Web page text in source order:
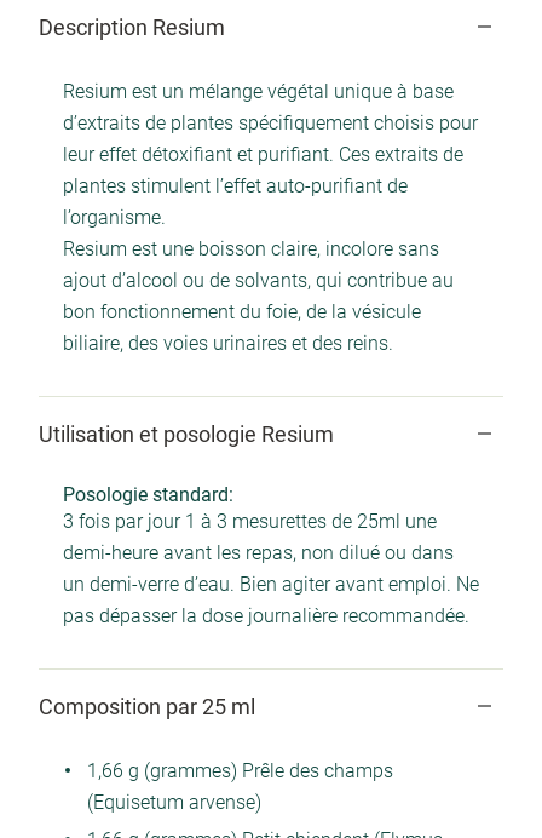
Description Resium
Resium est un mélange végétal unique à base
d’extraits de plantes spécifiquement choisis pour
leur effet détoxifiant et purifiant. Ces extraits de
plantes stimulent l’effet auto-purifiant de
l’organisme.
Resium est une boisson claire, incolore sans
ajout d’alcool ou de solvants, qui contribue au
bon fonctionnement du foie, de la vésicule
biliaire, des voies urinaires et des reins.
Utilisation et posologie Resium
Posologie standard:
3 fois par jour 1 à 3 mesurettes de 25ml une
demi-heure avant les repas, non dilué ou dans
un demi-verre d’eau. Bien agiter avant emploi. Ne
pas dépasser la dose journalière recommandée.
Composition par 25 ml
1,66 g (grammes) Prêle des champs
(Equisetum arvense)